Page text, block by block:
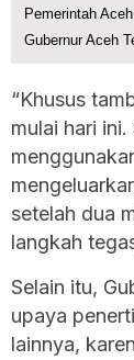
Pemerintah
Gubernur Aceh
“Khusus
mulai hari
setelah dua
langkah
Selain itu,
upaya
lainnya,